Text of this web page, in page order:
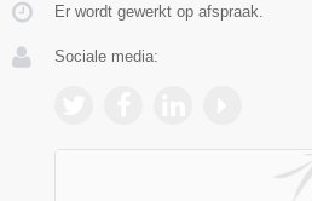
Er wordt gewerkt op afspraak.
Sociale media: